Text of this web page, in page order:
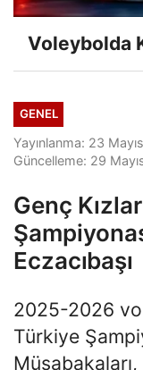
Voleybolda
GENEL
Yayınlanma: 23
Güncelleme: 29
Genç
Eczacıbaşı
2025-2026
Türkiye